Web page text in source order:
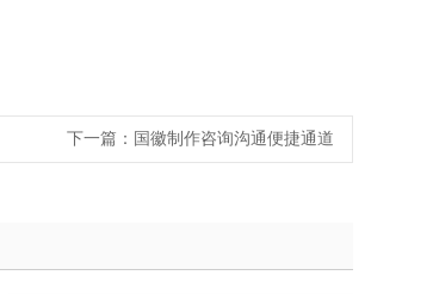
下一篇： 国徽制作咨询沟通便捷通道